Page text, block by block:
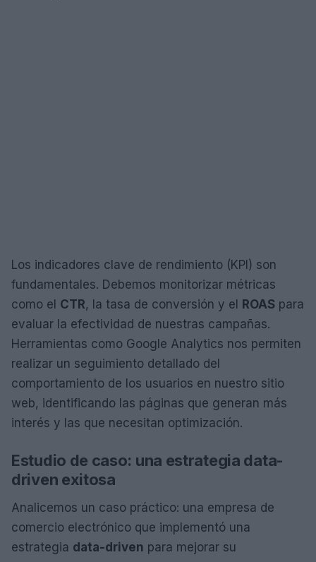
Los indicadores clave de rendimiento (KPI) son
fundamentales. Debemos monitorizar métricas
como el CTR, la tasa de conversión y el ROAS para
evaluar la efectividad de nuestras campañas.
Herramientas como Google Analytics nos permiten
realizar un seguimiento detallado del
comportamiento de los usuarios en nuestro sitio
web, identificando las páginas que generan más
interés y las que necesitan optimización.
Estudio de caso: una estrategia data-
driven exitosa
Analicemos un caso práctico: una empresa de
comercio electrónico que implementó una
estrategia data-driven para mejorar su